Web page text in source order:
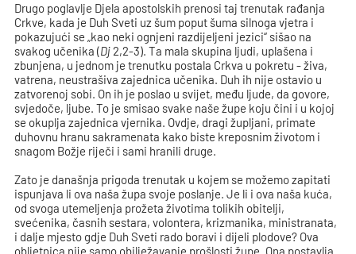
Drugo poglavlje Djela apostolskih prenosi taj trenutak rađanja
Crkve, kada je Duh Sveti uz šum poput šuma silnoga vjetra i
pokazujući se „kao neki ognjeni razdijeljeni jezici“ sišao na
svakog učenika (Dj 2,2-3). Ta mala skupina ljudi, uplašena i
zbunjena, u jednom je trenutku postala Crkva u pokretu - živa,
vatrena, neustrašiva zajednica učenika. Duh ih nije ostavio u
zatvorenoj sobi. On ih je poslao u svijet, među ljude, da govore,
svjedoče, ljube. To je smisao svake naše župe koju čini i u kojoj
se okuplja zajednica vjernika. Ovdje, dragi župljani, primate
duhovnu hranu sakramenata kako biste kreposnim životom i
snagom Božje riječi i sami hranili druge.
Zato je današnja prigoda trenutak u kojem se možemo zapitati
ispunjava li ova naša župa svoje poslanje. Je li i ova naša kuća,
od svoga utemeljenja prožeta životima tolikih obitelji,
svećenika, časnih sestara, volontera, krizmanika, ministranata,
i dalje mjesto gdje Duh Sveti rado boravi i dijeli plodove? Ova
obljetnica nije samo obilježavanje prošlosti župe. Ona postavlja